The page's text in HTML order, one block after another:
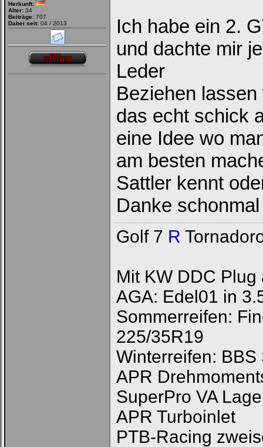
Loginbox
Trage
in
die
Deinen
Benutzernamen
um
Dich
einzuloggen.
Username:
Passwort:
automatisch einloggen.
Onlinestatus verstecken.
Herkunft:
Alter: 34
Beiträge: 707
Dabei seit: 04 / 2013
Ich habe ein 2.
und dachte mir
Leder
Beziehen
das echt schick
eine Idee wo
am besten
Sattler kennt
Danke
Golf 7 R
Mit KW DDC Plug
AGA: Edel01 in
Sommerreifen:
225/35R19
Winterreifen:
APR
SuperPro VA
APR Turboinlet
PTB-Racing